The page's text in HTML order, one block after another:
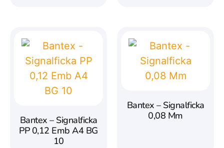
Bantex – Signalficka
PP 0,12 Emb A4 BG
10
Bantex – Signalficka
0,08 Mm